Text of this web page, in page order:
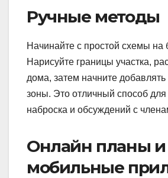
Ручные методы
Начинайте с простой схемы на
Нарисуйте границы участка,
дома, затем начните
зоны. Это отличный способ для
наброска и обсуждений с
Онлайн планы и
мобильные